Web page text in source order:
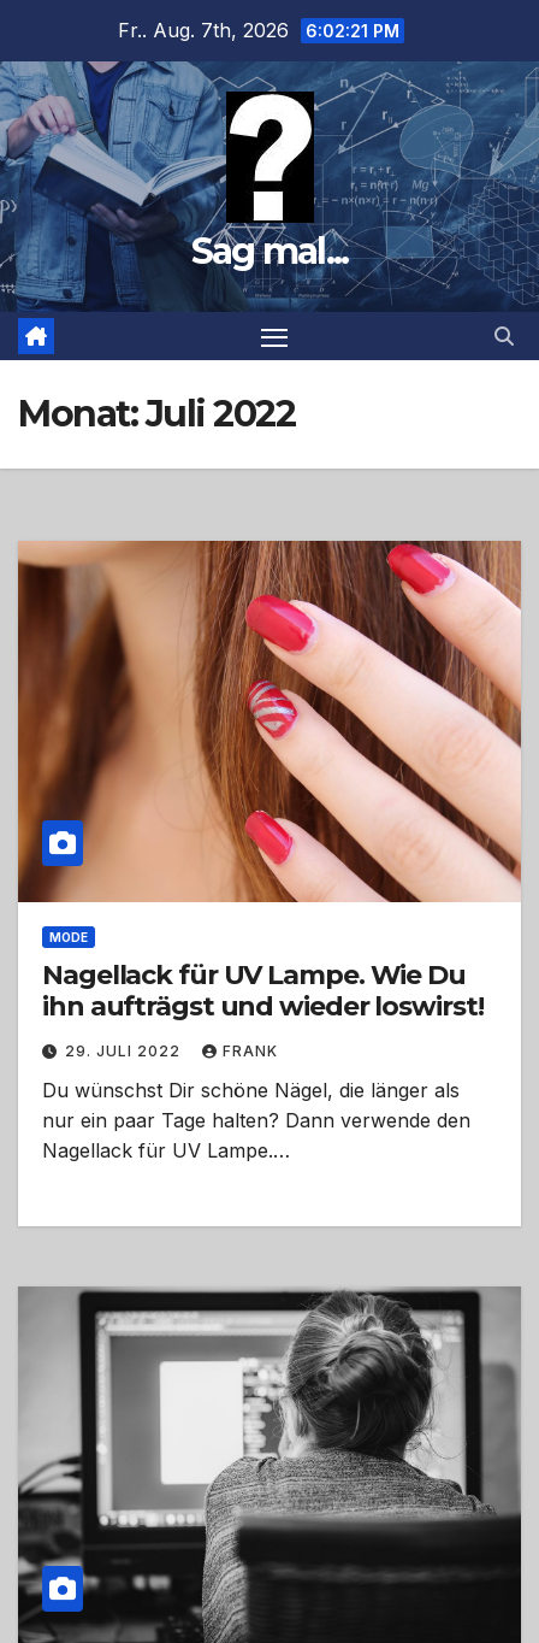
springen
Fr.. Aug. 7th, 2026 6:02:23 PM
Sag mal...
Monat:Juli 2022
MODE
Nagellack für UV Lampe. Wie Du
ihn aufträgst und wieder loswirst!
29. JULI 2022 FRANK
Du wünschst Dir schöne Nägel, die länger als
nur ein paar Tage halten? Dann verwende den
Nagellack für UV Lampe.…